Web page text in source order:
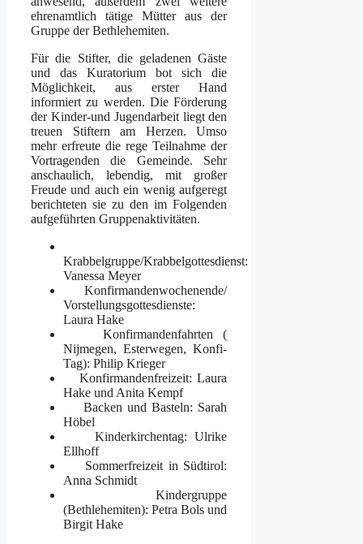
ehrenamtlich tätige Mütter aus der
Gruppe der Bethlehemiten.
Für die Stifter, die geladenen Gäste
und das Kuratorium bot sich die
Möglichkeit, aus erster Hand
informiert zu werden. Die Förderung
der Kinder-und Jugendarbeit liegt den
treuen Stiftern am Herzen. Umso
mehr erfreute die rege Teilnahme der
Vortragenden die Gemeinde. Sehr
anschaulich, lebendig, mit großer
Freude und auch ein wenig aufgeregt
berichteten sie zu den im Folgenden
aufgeführten Gruppenaktivitäten.
Krabbelgruppe/Krabbelgottesdienst:
Vanessa Meyer
Konfirmandenwochenende/
Vorstellungsgottesdienste:
Laura Hake
Konfirmandenfahrten (
Nijmegen, Esterwegen, Konfi-
Tag): Philip Krieger
Konfirmandenfreizeit: Laura
Hake und Anita Kempf
Backen und Basteln: Sarah
Höbel
Kinderkirchentag: Ulrike
Ellhoff
Sommerfreizeit in Südtirol:
Anna Schmidt
Kindergruppe
(Bethlehemiten): Petra Bols und
Birgit Hake